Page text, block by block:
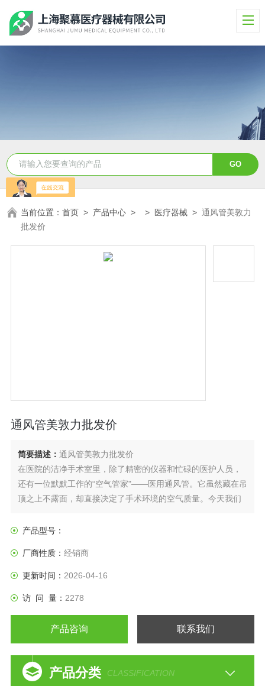
当前位置：首页 > 产品中心 > > 医疗器械 >通风管美敦力
批发价
通风管美敦力批发价
简要描述： 通风管美敦力批发价
在医院的洁净手术室里，除了精密的仪器和忙碌的医护人员，
还有一位默默工作的“空气管家"——医用通风管。它虽然藏在吊
顶之上不露面，却直接决定了手术环境的空气质量。今天我们
维度，来聊聊这个低调却关键的医疗设备组件。
产品型号：
厂商性质： 经销商
更新时间： 2026-04-16
访 问 量： 2278
产品咨询 联系我们
产品分类 CLASSIFICATION